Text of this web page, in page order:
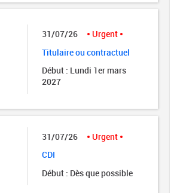
31/07/26
Urgent
Titulaire ou contractuel
Début : Lundi 1er mars
2027
31/07/26
Urgent
CDI
Début : Dès que possible